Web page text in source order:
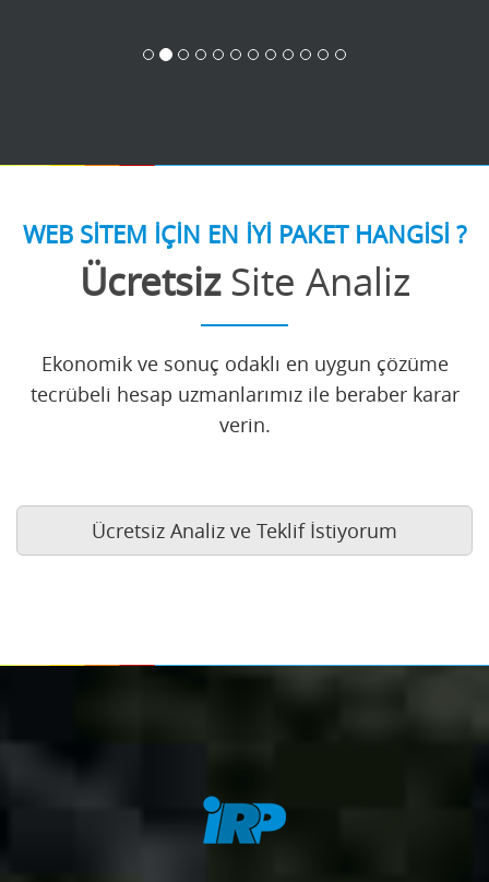
WEB SİTEM İÇİN EN İYİ PAKET HANGİSİ ?
ÜcretsizSite Analiz
Ekonomik ve sonuç odaklı en uygun çözüme
tecrübeli hesap uzmanlarımız ile beraber karar
verin.
Ücretsiz Analiz ve Teklif İstiyorum